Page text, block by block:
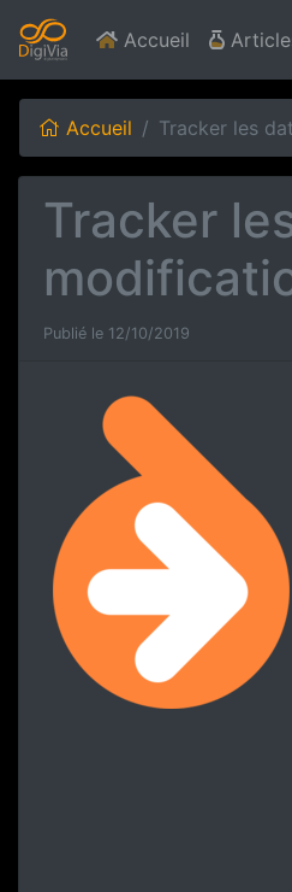
Accueil (current)
Accueil Tracker les
Tracker
Publié le 12/10/2019